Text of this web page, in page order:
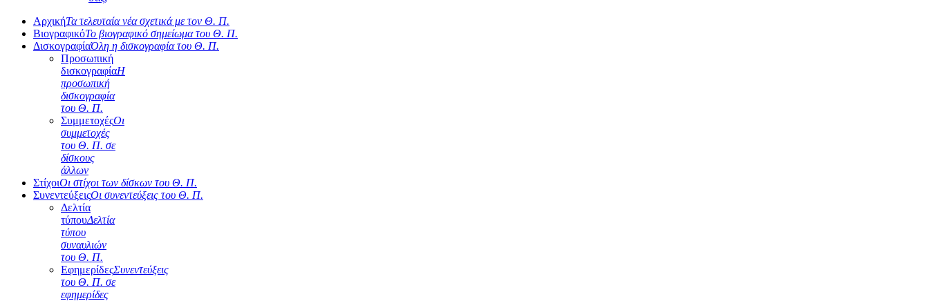
ΑρχικήΤα τελευταία νέα σχετικά με τον Θ. Π.
ΒιογραφικόΤο βιογραφικό σημείωμα του Θ. Π.
ΔισκογραφίαΌλη η δισκογραφία του Θ. Π.
Προσωπική
δισκογραφίαΗ
προσωπική
δισκογραφία
του Θ. Π.
ΣυμμετοχέςΟι
συμμετοχές
του Θ. Π. σε
δίσκους
άλλων
ΣτίχοιΟι στίχοι των δίσκων του Θ. Π.
ΣυνεντεύξειςΟι συνεντεύξεις του Θ. Π.
Δελτία
τύπουΔελτία
τύπου
συναυλιών
του Θ. Π.
ΕφημερίδεςΣυνεντεύξεις
του Θ. Π. σε
εφημερίδες